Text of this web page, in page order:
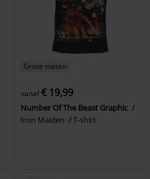
Grote maten
vanaf€ 19,99
Number Of The Beast Graphic
Iron Maiden
T-shirt